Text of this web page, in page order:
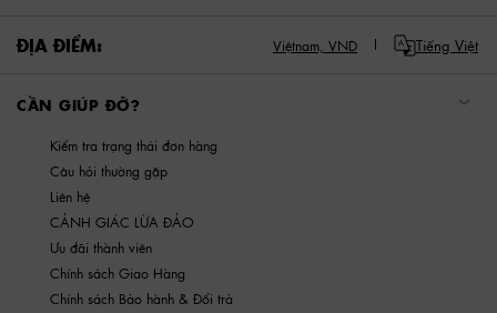
ĐỊA ĐIỂM: Việtnam, VND Tiếng Việt
CẦN GIÚP ĐỠ?
Kiểm tra trạng thái đơn hàng
Câu hỏi thường gặp
Liên hệ
CẢNH GIÁC LỪA ĐẢO
Ưu đãi thành viên
Chính sách Giao Hàng
Chính sách Bảo hành & Đổi trả